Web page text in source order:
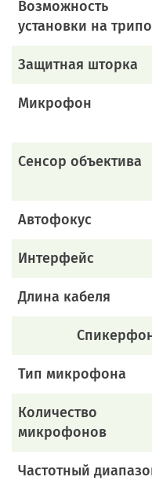
Возможность
установки на
Защитная шторка
Микрофон
Сенсор объектива
Автофокус
Интерфейс
Длина кабеля
Спикерфон
Тип микрофона
Количество
микрофонов
Частотный